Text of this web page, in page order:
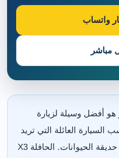
واتساب
مباشر
هو أفضل وسيلة لزيارة
السيارة العائلة التي تريد
إضافة Cusworth Hall أو حديقة الحيوانات. الحافلة X3